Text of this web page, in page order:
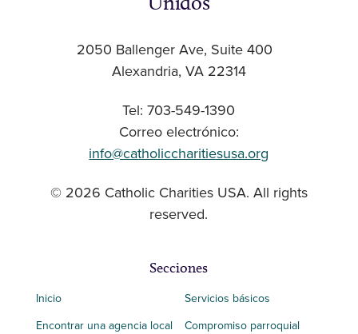
2050 Ballenger Ave, Suite 400
Alexandria, VA 22314
Tel: 703-549-1390
Correo electrónico:
info@catholiccharitiesusa.org
© 2026 Catholic Charities USA. All rights
reserved.
Secciones
Inicio
Encontrar una agencia local
Servicios básicos
Compromiso parroquial